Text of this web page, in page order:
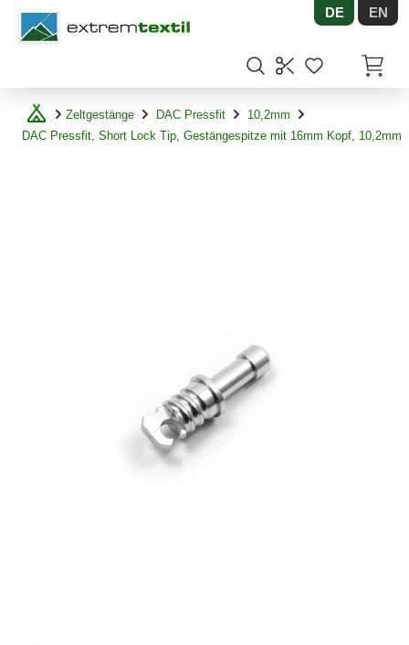
Shopware DE EN
Zeltgestänge DAC Pressfit
10,2mm
DAC Pressfit, Short Lock Tip, Gestängespitze mit 16mm Kopf, 10,2mm